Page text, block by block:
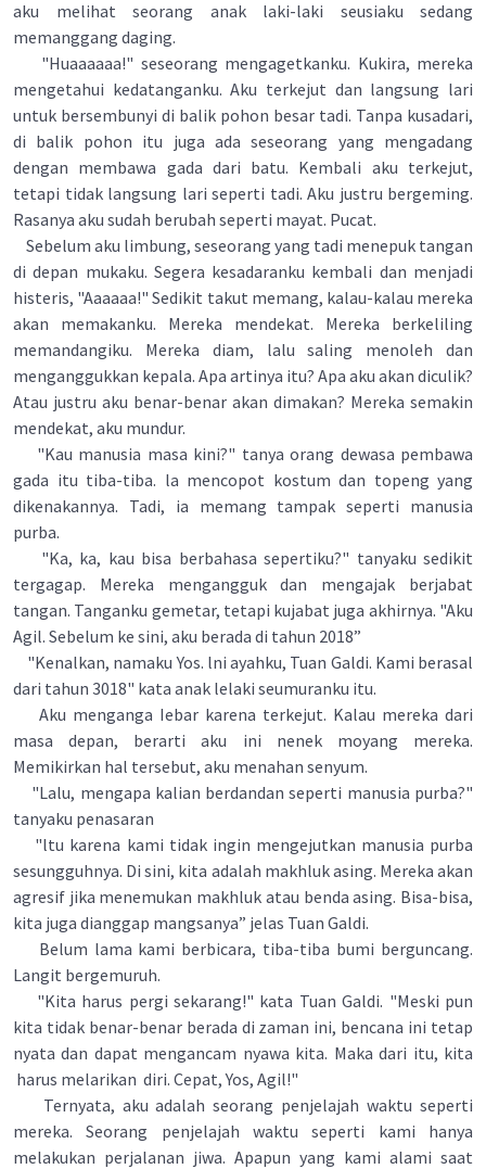
aku melihat seorang anak laki-laki seusiaku sedang
memanggang daging.
"Huaaaaaa!" seseorang mengagetkanku. Kukira, mereka
mengetahui kedatanganku. Aku terkejut dan langsung lari
untuk bersembunyi di balik pohon besar tadi. Tanpa kusadari,
di balik pohon itu juga ada seseorang yang mengadang
dengan membawa gada dari batu. Kembali aku terkejut,
tetapi tidak langsung lari seperti tadi. Aku justru bergeming.
Rasanya aku sudah berubah seperti mayat. Pucat.
Sebelum aku limbung, seseorang yang tadi menepuk tangan
di depan mukaku. Segera kesadaranku kembali dan menjadi
histeris, "Aaaaaa!" Sedikit takut memang, kalau-kalau mereka
akan memakanku. Mereka mendekat. Mereka berkeliling
memandangiku. Mereka diam, lalu saling menoleh dan
menganggukkan kepala. Apa artinya itu? Apa aku akan diculik?
Atau justru aku benar-benar akan dimakan? Mereka semakin
mendekat, aku mundur.
"Kau manusia masa kini?" tanya orang dewasa pembawa
gada itu tiba-tiba. la mencopot kostum dan topeng yang
dikenakannya. Tadi, ia memang tampak seperti manusia
purba.
"Ka, ka, kau bisa berbahasa sepertiku?" tanyaku sedikit
tergagap. Mereka mengangguk dan mengajak berjabat
tangan. Tanganku gemetar, tetapi kujabat juga akhirnya. "Aku
Agil. Sebelum ke sini, aku berada di tahun 2018”
"Kenalkan, namaku Yos. lni ayahku, Tuan Galdi. Kami berasal
dari tahun 3018" kata anak lelaki seumuranku itu.
Aku menganga Iebar karena terkejut. Kalau mereka dari
masa depan, berarti aku ini nenek moyang mereka.
Memikirkan hal tersebut, aku menahan senyum.
"Lalu, mengapa kalian berdandan seperti manusia purba?"
tanyaku penasaran
"ltu karena kami tidak ingin mengejutkan manusia purba
sesungguhnya. Di sini, kita adalah makhluk asing. Mereka akan
agresif jika menemukan makhluk atau benda asing. Bisa-bisa,
kita juga dianggap mangsanya” jelas Tuan Galdi.
Belum lama kami berbicara, tiba-tiba bumi berguncang.
Langit bergemuruh.
"Kita harus pergi sekarang!" kata Tuan Galdi. "Meski pun
kita tidak benar-benar berada di zaman ini, bencana ini tetap
nyata dan dapat mengancam nyawa kita. Maka dari itu, kita
harus melarikan diri. Cepat, Yos, Agil!"
Ternyata, aku adalah seorang penjelajah waktu seperti
mereka. Seorang penjelajah waktu seperti kami hanya
melakukan perjalanan jiwa. Apapun yang kami alami saat